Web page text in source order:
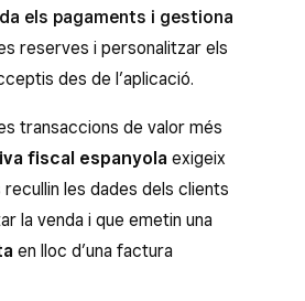
els pagaments i gestiona
reserves i personalitzar els
des de l’aplicació.
transaccions de valor més
fiscal espanyola exigeix
les dades dels clients
la venda i que emetin una
en lloc d’una factura